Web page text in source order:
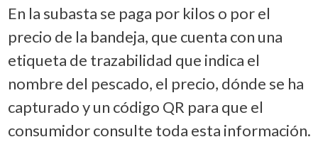
En la subasta se paga por kilos o por el
precio de la bandeja, que cuenta con una
etiqueta de trazabilidad que indica el
nombre del pescado, el precio, dónde se ha
capturado y un código QR para que el
consumidor consulte toda esta información.